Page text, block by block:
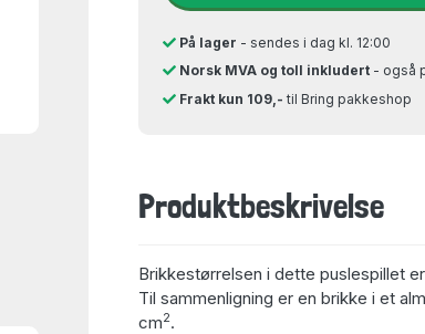
På lager - sendes i dag kl. 12:00
Norsk MVA og toll inkludert - også
Frakt kun 109,- til Bring pakkeshop
Produktbeskrivelse
Brikkestørrelsen i dette puslespillet
Til sammenligning er en brikke i et
cm2.